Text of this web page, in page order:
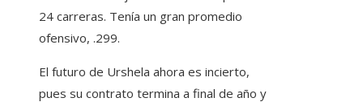
24 carreras. Tenía un gran promedio
ofensivo, .299.
El futuro de Urshela ahora es incierto,
pues su contrato termina a final de año y